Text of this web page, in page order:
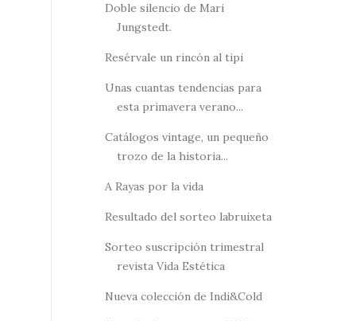
Doble silencio de Mari
Jungstedt.
Resérvale un rincón al tipi
Unas cuantas tendencias para
esta primavera verano...
Catálogos vintage, un pequeño
trozo de la historia...
A Rayas por la vida
Resultado del sorteo labruixeta
Sorteo suscripción trimestral
revista Vida Estética
Nueva colección de Indi&Cold